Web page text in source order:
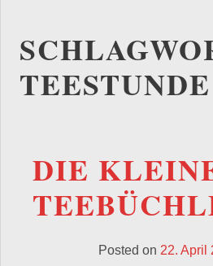
TEESTUNDE
DIE
Posted on 22. April